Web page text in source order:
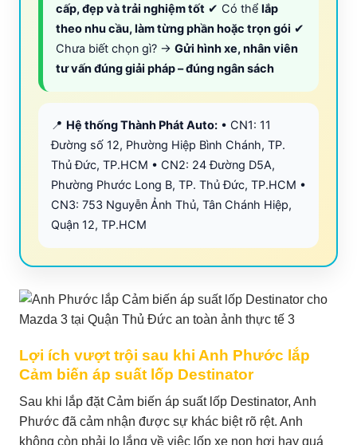
cấp, đẹp và trải nghiệm tốt ✔ Có thể lắp
theo nhu cầu, làm từng phần hoặc trọn gói ✔
Chưa biết chọn gì? → Gửi hình xe, nhân viên
tư vấn đúng giải pháp – đúng ngân sách
📍 Hệ thống Thành Phát Auto: • CN1: 11
Đường số 12, Phường Hiệp Bình Chánh, TP.
Thủ Đức, TP.HCM • CN2: 24 Đường D5A,
Phường Phước Long B, TP. Thủ Đức, TP.HCM •
CN3: 753 Nguyễn Ảnh Thủ, Tân Chánh Hiệp,
Quận 12, TP.HCM
Lợi ích vượt trội sau khi Anh Phước lắp
Cảm biến áp suất lốp Destinator
Sau khi lắp đặt Cảm biến áp suất lốp Destinator, Anh
Phước đã cảm nhận được sự khác biệt rõ rệt. Anh
không còn phải lo lắng về việc lốp xe non hơi hay quá